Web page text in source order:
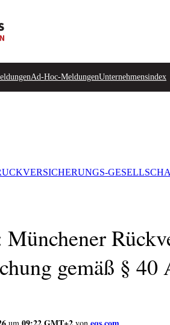
Ad-Hoc-MeldungenUnternehmensindex
gemäß §